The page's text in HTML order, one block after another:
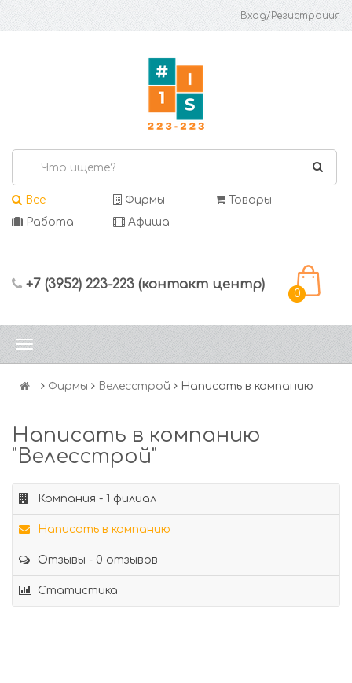
Вход/Регистрация
Все Фирмы
Товары
Работа
Афиша
+7 (3952) 223-223 (контакт центр)
0
Фирмы Велесстрой Написать в компанию
Написать в компанию
"Велесстрой"
Компания - 1 филиал
Написать в компанию
Отзывы - 0 отзывов
Статистика